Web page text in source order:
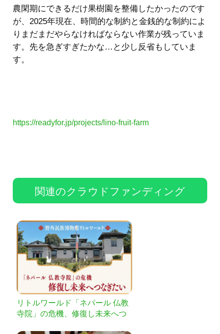
農閑期にできるだけ果樹園を整備したかったのです
が、2025年現在、時間的な制約と金銭的な制約によ
りまだまだやらなければならない作業が残っていま
す。先を急ぎすぎたかな…と少し反省もしていま
す。
https://readyfor.jp/projects/lino-fruit-farm
関連のクラウドファンディング
リトルワールド「ネパール 仏教
寺院」の危機、修復し未来へつ